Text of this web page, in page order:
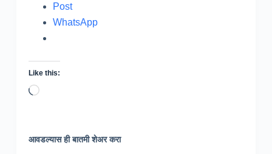
Post
WhatsApp
Like this:
Loading…
आवडल्यास ही बातमी शेअर करा